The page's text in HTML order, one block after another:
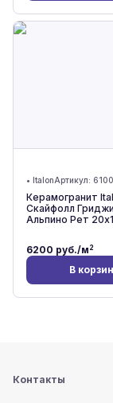
• ItalonАртикул:
Керамогранит
Скайфолл
Альпино Рет
6200 руб./м2
В
Контакты